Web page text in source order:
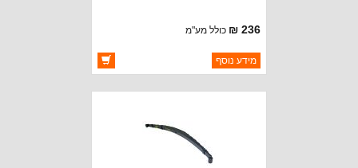
236 ₪ כולל מע"מ
ברקוד: 5171178AC
יצרן:OAKMAN OFFROAD
מידע נוסף